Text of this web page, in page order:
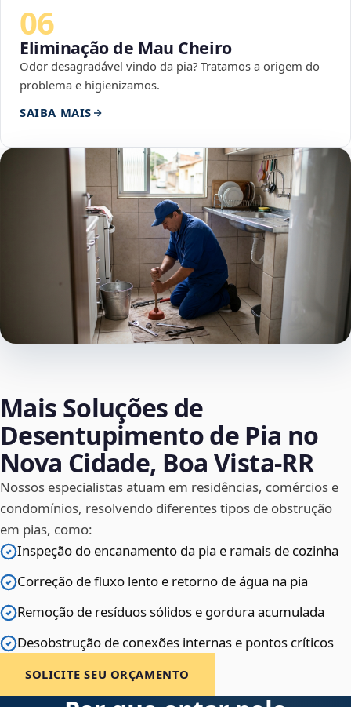
06
Eliminação de Mau Cheiro
Odor desagradável vindo da pia? Tratamos a origem do
problema e higienizamos.
SAIBA MAIS
Mais Soluções de
Desentupimento de Pia no
Nova Cidade, Boa Vista‑RR
Nossos especialistas atuam em residências, comércios e
condomínios, resolvendo diferentes tipos de obstrução
em pias, como:
Inspeção do encanamento da pia e ramais de cozinha
Correção de fluxo lento e retorno de água na pia
Remoção de resíduos sólidos e gordura acumulada
Desobstrução de conexões internas e pontos críticos
SOLICITE SEU ORÇAMENTO